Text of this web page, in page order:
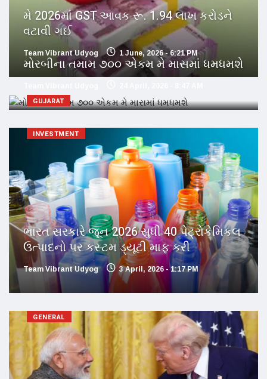
મે 2026માં GST આવક રૂ. 1.94 લાખ કરોડને
વટાવી ગઈ
Team Vibrant Udyog 1 June, 2026 - 6:21 PM
GUJARAT
મોરબીના તમામ ૭૦૦ એકમ મે માસમાં ધમધમશે
INVESTMENT
ભારત સરકારે જૂન 2026 સુધી 40 પેટ્રોકેમિકલ
ઉત્પાદનો પર કસ્ટમ ડ્યૂટી માફ કરી
Team Vibrant Udyog 3 April, 2026 - 1:17 PM
GENERAL